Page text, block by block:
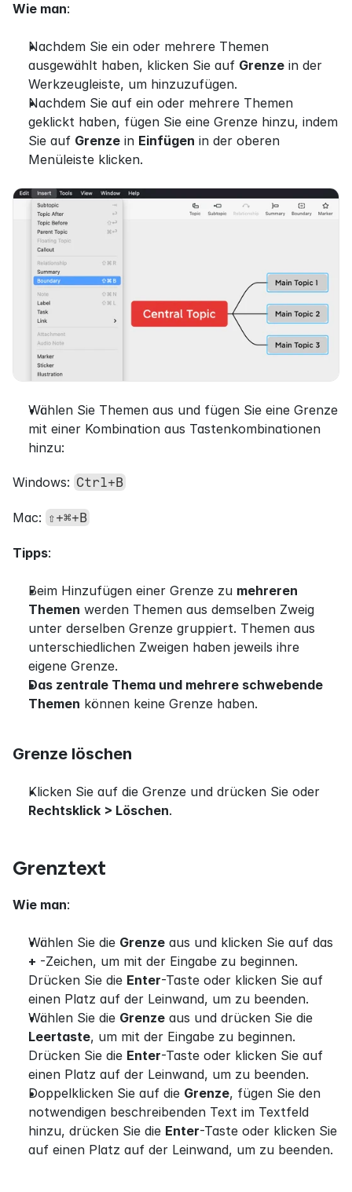
Wie man:
Nachdem Sie ein oder mehrere Themen
ausgewählt haben, klicken Sie auf Grenze in der
Werkzeugleiste, um hinzuzufügen.
Nachdem Sie auf ein oder mehrere Themen
geklickt haben, fügen Sie eine Grenze hinzu, indem
Sie auf Grenze in Einfügen in der oberen
Menüleiste klicken.
Wählen Sie Themen aus und fügen Sie eine Grenze
mit einer Kombination aus Tastenkombinationen
hinzu:
Windows: Ctrl+B
Mac: ⇧+⌘+B
Tipps:
Beim Hinzufügen einer Grenze zu mehreren
Themen werden Themen aus demselben Zweig
unter derselben Grenze gruppiert. Themen aus
unterschiedlichen Zweigen haben jeweils ihre
eigene Grenze.
Das zentrale Thema und mehrere schwebende
Themen können keine Grenze haben.
Grenze löschen
Rechtsklick > Löschen.
Grenztext
Wie man:
Wählen Sie die Grenze
+ -Zeichen, um mit der Eingabe zu beginnen.
Drücken Sie die Enter-Taste oder klicken Sie auf
einen Platz auf der Leinwand, um zu beenden.
Wählen Sie die Grenze
Leertaste, um mit der Eingabe zu beginnen.
Drücken Sie die Enter-Taste oder klicken Sie auf
einen Platz auf der Leinwand, um zu beenden.
Doppelklicken Sie auf die Grenze, fügen Sie den
notwendigen beschreibenden Text im Textfeld
hinzu, drücken Sie die Enter-Taste oder klicken Sie
auf einen Platz auf der Leinwand, um zu beenden.